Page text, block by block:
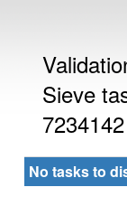
Sieve
7234142
No tasks to